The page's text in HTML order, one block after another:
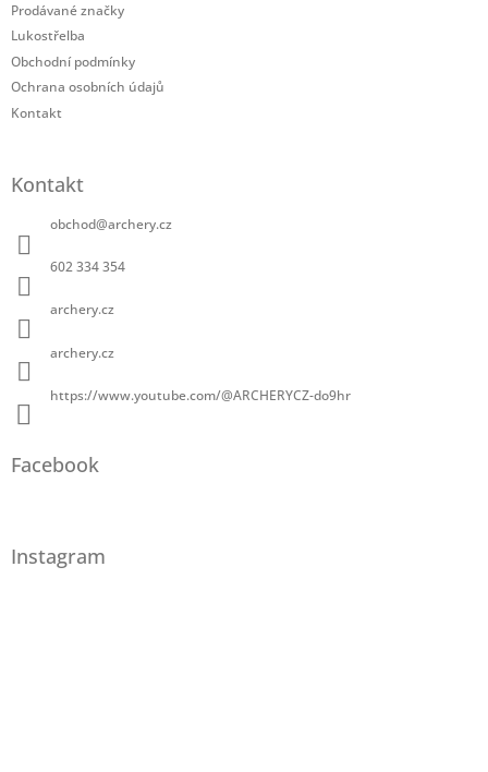
Prodávané značky
Lukostřelba
Obchodní podmínky
Ochrana osobních údajů
Kontakt
Kontakt
obchod@archery.cz
602 334 354
archery.cz
archery.cz
https://www.youtube.com/@ARCHERYCZ-do9hr
Facebook
Instagram